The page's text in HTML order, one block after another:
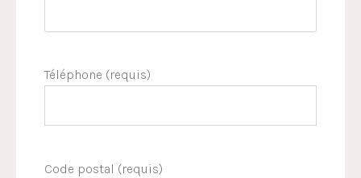
Téléphone (requis)
Code postal (requis)